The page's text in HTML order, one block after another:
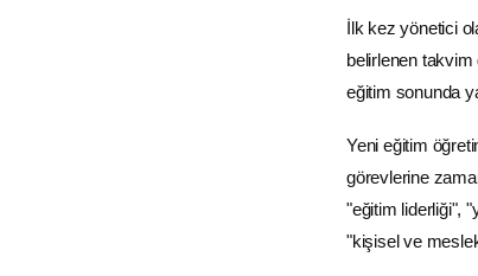
İlk kez yönetici
belirlenen takvim
eğitim sonunda
Yeni eğitim
görevlerine
"eğitim liderliği",
"kişisel ve